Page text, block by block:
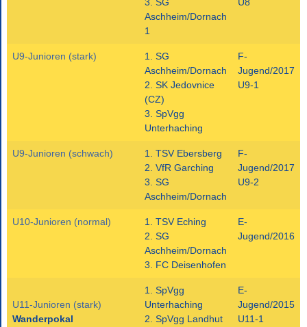
Aschheim/Dornach
1
U9-Junioren (stark)
1. SG
Aschheim/Dornach
2. SK Jedovnice
(CZ)
3. SpVgg
Unterhaching
F-
Jugend/2017
U9-1
U9-Junioren (schwach)
1. TSV Ebersberg
2. VfR Garching
3. SG
Aschheim/Dornach
F-
Jugend/2017
U9-2
U10-Junioren (normal)
1. TSV Eching
2. SG
Aschheim/Dornach
3. FC Deisenhofen
E-
Jugend/2016
U11-Junioren (stark)
Wanderpokal
1. SpVgg
Unterhaching
2. SpVgg Landhut
E-
Jugend/2015
U11-1